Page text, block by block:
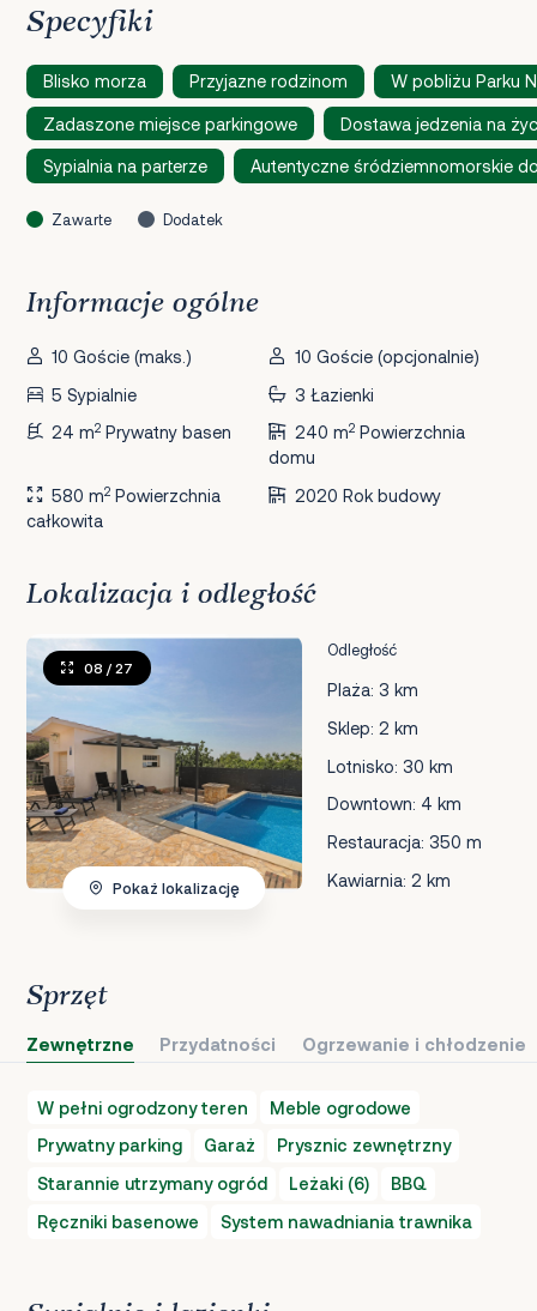
Specyfiki
Blisko morza Przyjazne rodzinom W pobliżu Parku
Zadaszone miejsce parkingowe Dostawa jedzenia na
Sypialnia na parterze Autentyczne śródziemnomorskie
Zawarte Dodatek
Informacje ogólne
10 Goście (maks.)
10 Goście (opcjonalnie)
5 Sypialnie
3 Łazienki
24 m2 Prywatny basen 240 m2Powierzchnia
domu
580 m2 Powierzchnia
całkowita
2020 Rok budowy
Lokalizacja i odległość
Odległość
Plaża: 3 km
Sklep: 2 km
Lotnisko: 30 km
Downtown: 4 km
Restauracja: 350 m
Kawiarnia: 2 km
08 / 27
Pokaż lokalizację
Sprzęt
Zewnętrzne Przydatności Ogrzewanie i chłodzenie
W pełni ogrodzony teren
Meble ogrodowe
Prywatny parking
Garaż
Prysznic zewnętrzny
Starannie utrzymany ogród
Leżaki (6)
BBQ
Ręczniki basenowe
System nawadniania trawnika